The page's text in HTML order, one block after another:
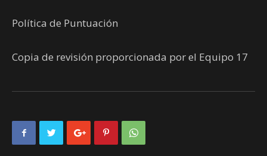
Política de Puntuación
Copia de revisión proporcionada por el Equipo 17